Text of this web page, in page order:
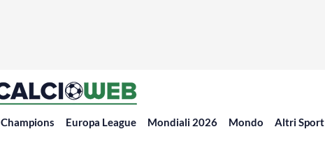
Champions Europa League Mondiali 2026 Mondo Altri Sport